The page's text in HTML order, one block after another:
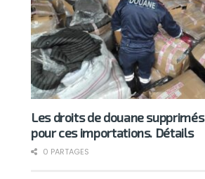
Les droits de douane supprimés
pour ces importations. Détails
0 PARTAGES